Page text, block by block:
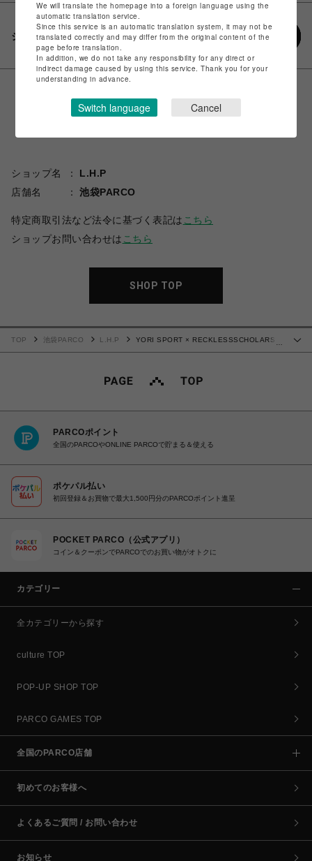
シェアする
ショップ名
L.H.P
店舗名
池袋PARCO
特定商取引法など法令に基づく表記は こちら
ショップお問い合わせは こちら
SHOP TOP
…
TOP 池袋PARCO L.H.P
YORI SPORT × RECKLESSSCHOLARS
PARCOポイント
全国のPARCOやONLINE PARCOで貯まる＆使える
ポケパル払い
初回登録＆お買物で最大1,500円分のPARCOポイント進呈
POCKET PARCO（公式アプリ）
コイン＆クーポンでPARCOでのお買い物がオトクに
カテゴリー
全カテゴリーから探す
culture TOP
POP-UP SHOP TOP
PARCO GAMES TOP
全国のPARCO店舗
初めてのお客様へ
よくあるご質問 / お問い合わせ
お知らせ
We will translate the homepage into a foreign language using the
automatic translation service.
Since this service is an automatic translation system, it may not be
translated correctly and may differ from the original content of the
page before translation.
In addition, we do not take any responsibility for any direct or
indirect damage caused by using this service. Thank you for your
understanding in advance.
Switch language Cancel